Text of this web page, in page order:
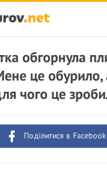
обгорнула
це обурило,
чого це
Поділитися в Facebook